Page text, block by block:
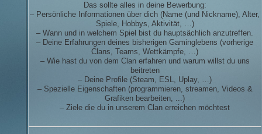
Das sollte alles in deine Bewerbung:
– Persönliche Informationen über dich (Name (und Nickname), Alter,
Spiele, Hobbys, Aktivität, …)
– Wann und in welchem Spiel bist du hauptsächlich anzutreffen.
– Deine Erfahrungen deines bisherigen Gaminglebens (vorherige
Clans, Teams, Wettkämpfe, …)
– Wie hast du von dem Clan erfahren und warum willst du uns
beitreten
– Deine Profile (Steam, ESL, Uplay, …)
– Spezielle Eigenschaften (programmieren, streamen, Videos &
Grafiken bearbeiten, ...)
– Ziele die du in unserem Clan erreichen möchtest